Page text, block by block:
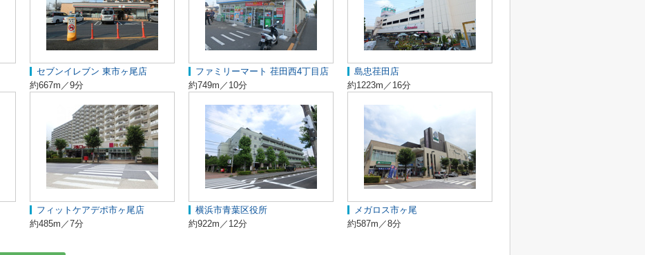
セブンイレブン 東市ヶ尾店
約667m／9分
ファミリーマート 荏田西4丁目店
約749m／10分
島忠荏田店
約1223m／16分
フィットケアデポ市ヶ尾店
約485m／7分
横浜市青葉区役所
約922m／12分
メガロス市ヶ尾
約587m／8分